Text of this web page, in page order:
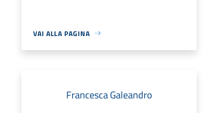
VAI ALLA PAGINA
Francesca Galeandro